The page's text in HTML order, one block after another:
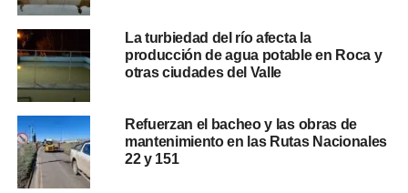
La turbiedad del río afecta la
producción de agua potable en Roca y
otras ciudades del Valle
Refuerzan el bacheo y las obras de
mantenimiento en las Rutas Nacionales
22 y 151